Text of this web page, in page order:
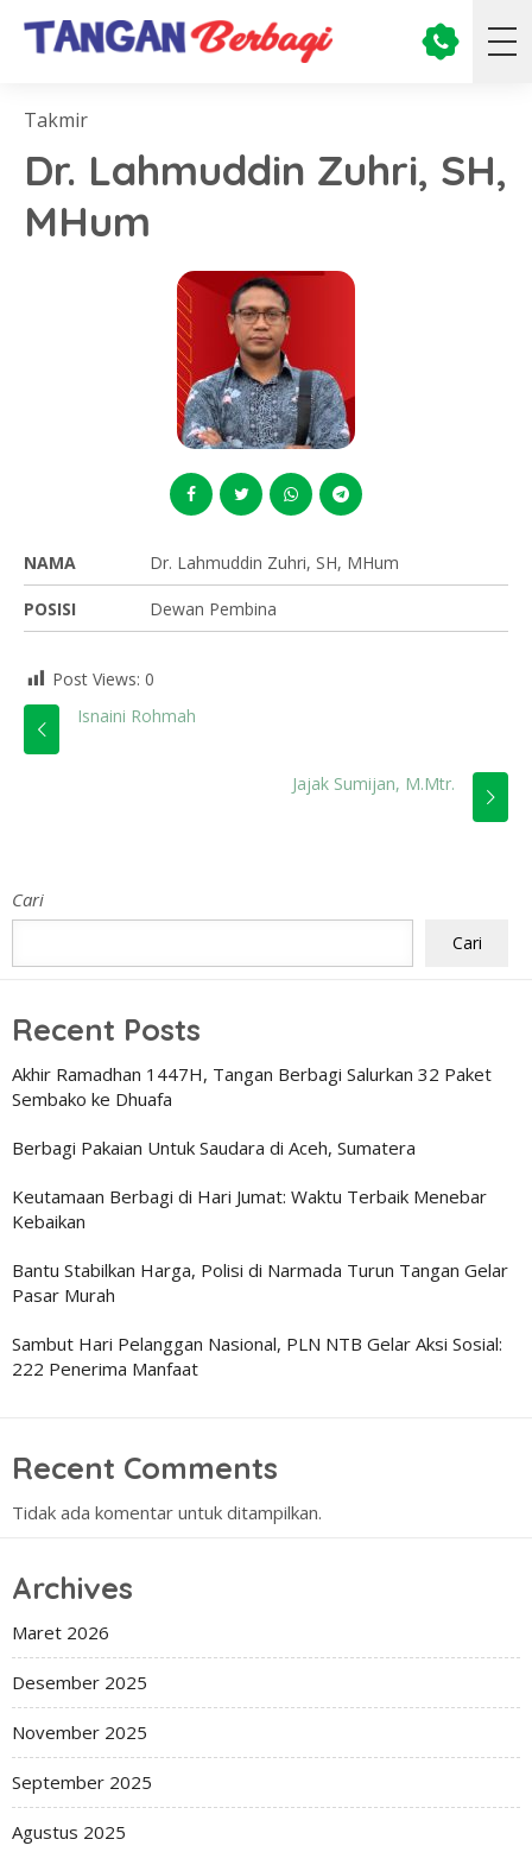
Takmir
Dr. Lahmuddin Zuhri, SH,
MHum
NAMA Dr. Lahmuddin Zuhri, SH, MHum
POSISI Dewan Pembina
Post Views: 0
Isnaini Rohmah
Jajak Sumijan, M.Mtr.
Cari
Cari
Recent Posts
Akhir Ramadhan 1447H, Tangan Berbagi Salurkan 32 Paket
Sembako ke Dhuafa
Berbagi Pakaian Untuk Saudara di Aceh, Sumatera
Keutamaan Berbagi di Hari Jumat: Waktu Terbaik Menebar
Kebaikan
Bantu Stabilkan Harga, Polisi di Narmada Turun Tangan Gelar
Pasar Murah
Sambut Hari Pelanggan Nasional, PLN NTB Gelar Aksi Sosial:
222 Penerima Manfaat
Recent Comments
Tidak ada komentar untuk ditampilkan.
Archives
Maret 2026
Desember 2025
November 2025
September 2025
Agustus 2025